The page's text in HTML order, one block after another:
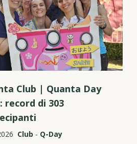
Club | Quanta Day
record di 303
Club - Q-Day